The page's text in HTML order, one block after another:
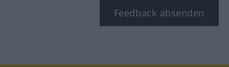
Feedback absenden